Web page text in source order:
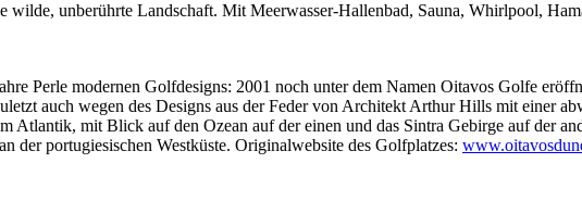
unberührte Landschaft. Mit Meerwasser-Hallenbad, Sauna, Whirlpool,
Perle modernen Golfdesigns: 2001 noch unter dem Namen Oitavos Golfe
auch wegen des Designs aus der Feder von Architekt Arthur Hills mit einer
mit Blick auf den Ozean auf der einen und das Sintra Gebirge auf der
der portugiesischen Westküste. Originalwebsite des Golfplatzes: